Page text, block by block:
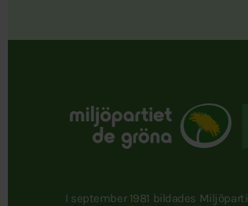
I september 1981 bildades